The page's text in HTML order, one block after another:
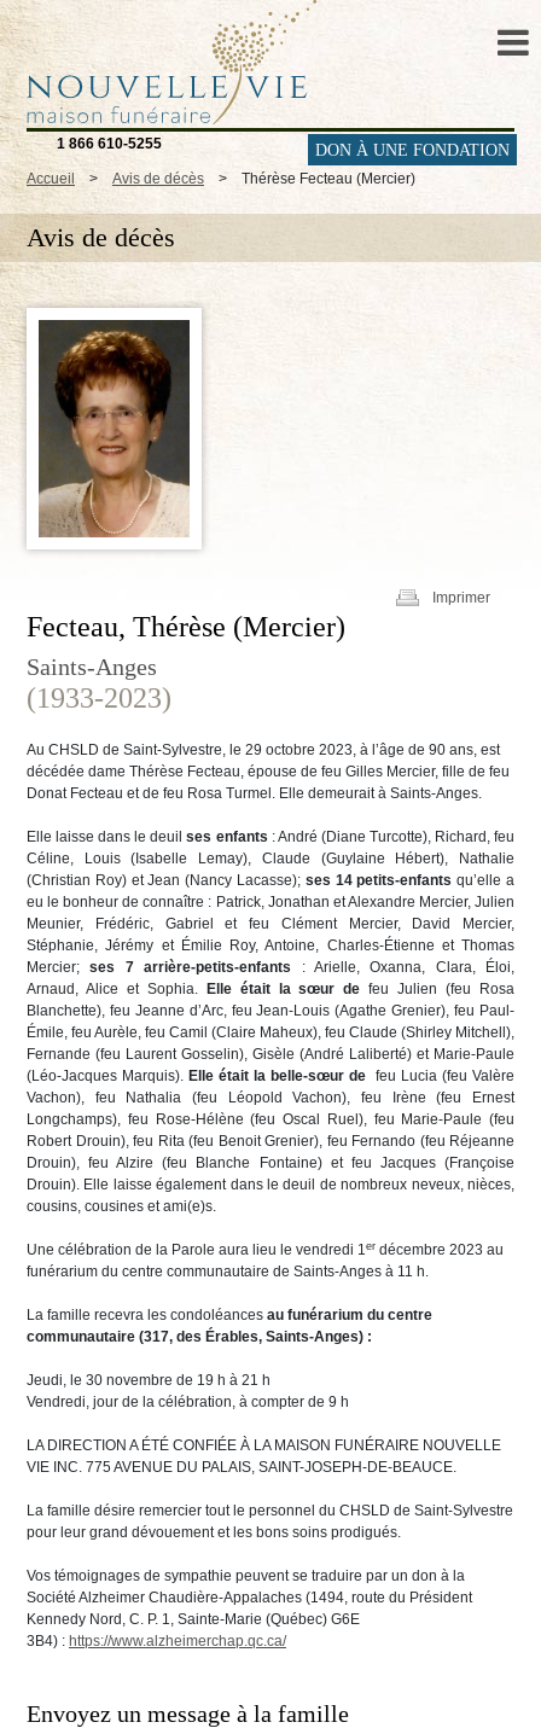
1 866 610-5255 DON À UNE FONDATION
Accueil > Avis de décès > Thérèse Fecteau (Mercier)
Avis de décès
Imprimer
Fecteau, Thérèse (Mercier)
Saints-Anges
(1933-2023)
Au CHSLD de Saint-Sylvestre, le 29 octobre 2023, à l’âge de 90 ans, est
décédée dame Thérèse Fecteau, épouse de feu Gilles Mercier, fille de feu
Donat Fecteau et de feu Rosa Turmel. Elle demeurait à Saints-Anges.
Elle laisse dans le deuilses enfants : André (Diane Turcotte), Richard, feu
Céline, Louis (Isabelle Lemay), Claude (Guylaine Hébert), Nathalie
(Christian Roy) et Jean (Nancy Lacasse); ses 14 petits-enfants qu’elle a
eu le bonheur de connaître : Patrick, Jonathan et Alexandre Mercier, Julien
Meunier, Frédéric, Gabriel et feu Clément Mercier, David Mercier,
Stéphanie, Jérémy et Émilie Roy, Antoine, Charles-Étienne et Thomas
Mercier;ses 7 arrière-petits-enfants : Arielle, Oxanna, Clara, Éloi,
Arnaud, Alice et Sophia.
Elle était la sœur de feu Julien (feu Rosa
Blanchette), feu Jeanne d’Arc, feu Jean-Louis (Agathe Grenier), feu Paul-
Émile, feu Aurèle, feu Camil (Claire Maheux), feu Claude (Shirley Mitchell),
Fernande (feu Laurent Gosselin), Gisèle (André Laliberté) et Marie-Paule
(Léo-Jacques Marquis). Elle était la belle-sœur de feu Lucia (feu Valère
Vachon), feu Nathalia (feu Léopold Vachon), feu Irène (feu Ernest
Longchamps), feu Rose-Hélène (feu Oscal Ruel), feu Marie-Paule (feu
Robert Drouin), feu Rita (feu Benoit Grenier), feu Fernando (feu Réjeanne
Drouin), feu Alzire (feu Blanche Fontaine) et feu Jacques (Françoise
Drouin). Elle laisse également dans le deuil de nombreux neveux, nièces,
cousins, cousines et ami(e)s.
Une célébration de la Parole aura lieu le vendredi 1er décembre 2023 au
funérarium du centre communautaire de Saints-Anges à 11 h.
La famille recevra les condoléances au funérarium du centre
communautaire (317, des Érables, Saints-Anges) :
Jeudi, le 30 novembre de 19 h à 21 h
Vendredi, jour de la célébration, à compter de 9 h
LA DIRECTION A ÉTÉ CONFIÉE À LA MAISON FUNÉRAIRE NOUVELLE
VIE INC. 775 AVENUE DU PALAIS, SAINT-JOSEPH-DE-BEAUCE.
La famille désire remercier tout le personnel du CHSLD de Saint-Sylvestre
pour leur grand dévouement et les bons soins prodigués.
Vos témoignages de sympathie peuvent se traduire par un don à la
Société Alzheimer Chaudière-Appalaches (1494, route du Président
Kennedy Nord, C. P. 1, Sainte-Marie (Québec) G6E
3B4) : https://www.alzheimerchap.qc.ca/
Envoyez un message à la famille